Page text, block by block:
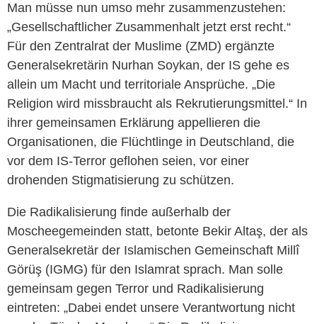
Man müsse nun umso mehr zusammenzustehen:
„Gesellschaftlicher Zusammenhalt jetzt erst recht.“
Für den Zentralrat der Muslime (ZMD) ergänzte
Generalsekretärin Nurhan Soykan, der IS gehe es
allein um Macht und territoriale Ansprüche. „Die
Religion wird missbraucht als Rekrutierungsmittel.“ In
ihrer gemeinsamen Erklärung appellieren die
Organisationen, die Flüchtlinge in Deutschland, die
vor dem IS-Terror geflohen seien, vor einer
drohenden Stigmatisierung zu schützen.
Die Radikalisierung finde außerhalb der
Moscheegemeinden statt, betonte Bekir Altaş, der als
Generalsekretär der Islamischen Gemeinschaft Millî
Görüş (IGMG) für den Islamrat sprach. Man solle
gemeinsam gegen Terror und Radikalisierung
eintreten: „Dabei endet unsere Verantwortung nicht